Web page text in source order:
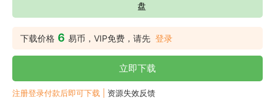
盘
下载价格 6 易币，VIP免费，请先 登录
立即下载
注册登录付款后即可下载 | 资源失效反馈